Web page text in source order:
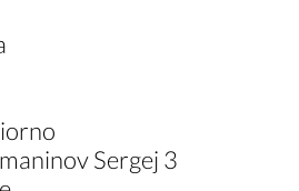
Sergej 3